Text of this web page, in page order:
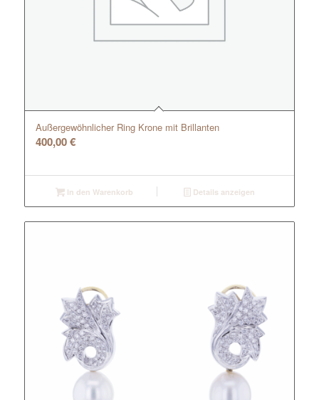
Außergewöhnlicher Ring Krone mit Brillanten
400,00€
In den Warenkorb Details anzeigen